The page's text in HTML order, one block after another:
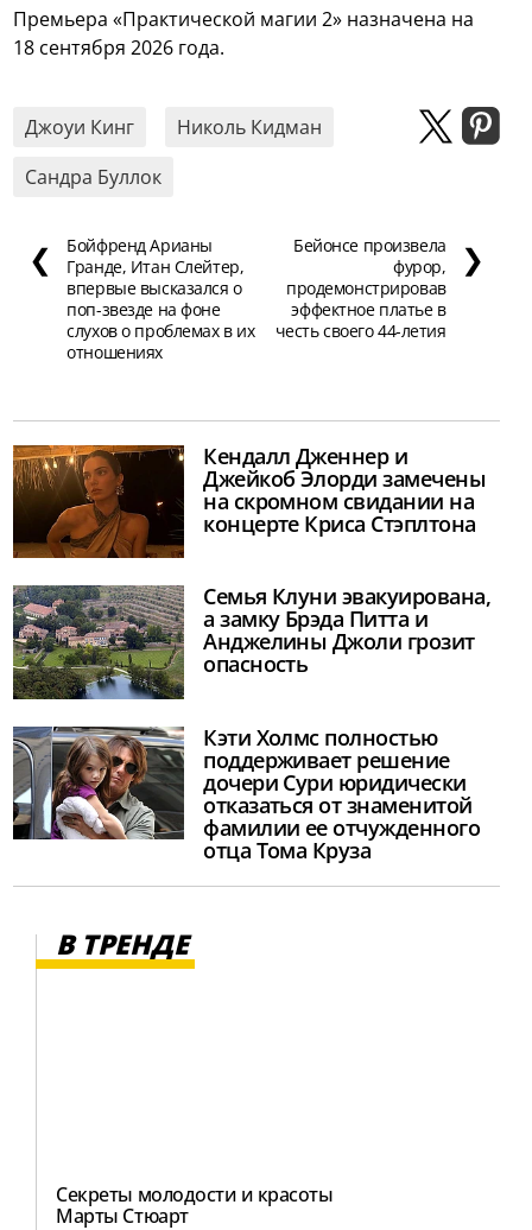
Премьера «Практической магии 2» назначена на
18 сентября 2026 года.
Джоуи Кинг
Николь Кидман
Сандра Буллок
❮
Бойфренд Арианы
Гранде, Итан Слейтер,
впервые высказался о
поп-звезде на фоне
слухов о проблемах в их
отношениях
Бейонсе произвела
фурор,
продемонстрировав
эффектное платье в
честь своего 44-летия
❯
Кендалл Дженнер и
Джейкоб Элорди замечены
на скромном свидании на
концерте Криса Стэплтона
Семья Клуни эвакуирована,
а замку Брэда Питта и
Анджелины Джоли грозит
опасность
Кэти Холмс полностью
поддерживает решение
дочери Сури юридически
отказаться от знаменитой
фамилии ее отчужденного
отца Тома Круза
В ТРЕНДЕ
Секреты молодости и красоты
Марты Стюарт